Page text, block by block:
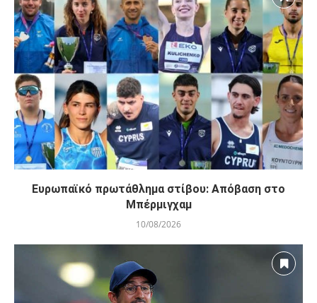
Ευρωπαϊκό πρωτάθλημα στίβου: Απόβαση στο
Μπέρμιγχαμ
10/08/2026